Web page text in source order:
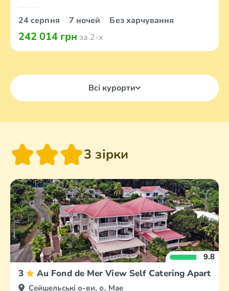
24 серпня 7 ночей Без харчування
242 014 грн за 2-х
Всі курорти
3 зірки
9.8
3 Au Fond de Mer View Self Catering
Сейшельські о-ви, о. Мае